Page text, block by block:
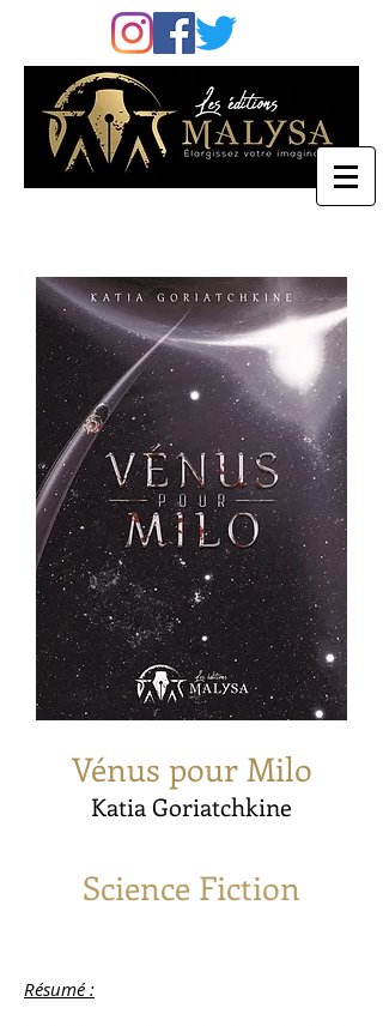
Vénus pour Milo
Katia Goriatchkine
Science Fiction
Résumé :